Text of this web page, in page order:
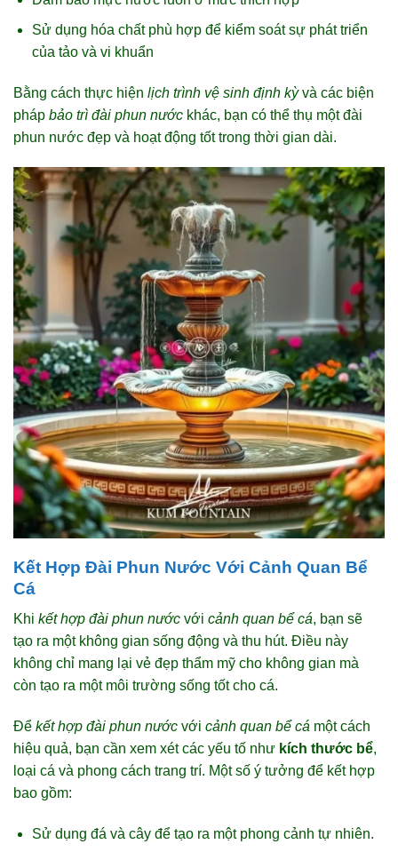
Sử dụng hóa chất phù hợp để kiểm soát sự phát triển
của tảo và vi khuẩn
Bằng cách thực hiện lịch trình vệ sinh định kỳvà các biện
pháp bảo trì đài phun nước khác, bạn có thể thụ một đài
phun nước đẹp và hoạt động tốt trong thời gian dài.
Kết Hợp Đài Phun Nước Với Cảnh Quan Bể
Cá
Khi kết hợp đài phun nước với cảnh quan bể cá, bạn sẽ
tạo ra một không gian sống động và thu hút. Điều này
không chỉ mang lại vẻ đẹp thẩm mỹ cho không gian mà
còn tạo ra một môi trường sống tốt cho cá.
Để kết hợp đài phun nước với cảnh quan bể cá một cách
hiệu quả, bạn cần xem xét các yếu tố như kích thước bể,
loại cá và phong cách trang trí. Một số ý tưởng để kết hợp
bao gồm:
Sử dụng đá và cây để tạo ra một phong cảnh tự nhiên.